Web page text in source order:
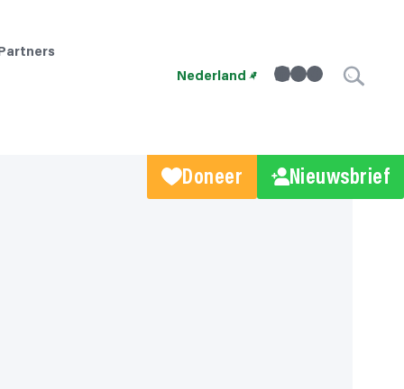
Nederland linkedin InstagramFacebook
Doneer Nieuwsbrief